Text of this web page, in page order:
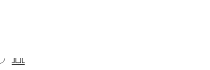
╩╩